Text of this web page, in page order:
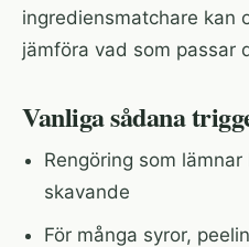
ingrediensmatchare kan
jämföra vad som passar
Vanliga sådana
Rengöring som
skavande
För många syror,